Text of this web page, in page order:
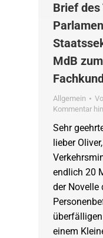
Brief des
MdB
Allgemein
Kommentar
Sehr
lieber
endlich 20
der Novelle
einem